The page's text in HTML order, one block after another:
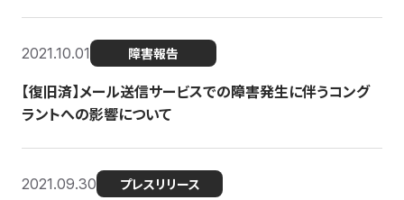
2021.10.01 障害報告
【復旧済】メール送信サービスでの障害発生に伴うコング
ラントへの影響について
2021.09.30 プレスリリース